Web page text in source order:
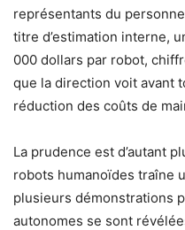
représentants du
titre d’estimation interne,
000 dollars par robot,
que la direction voit avant
réduction des coûts de
La prudence est d’autant
robots humanoïdes traîne
plusieurs démonstrations
autonomes se sont